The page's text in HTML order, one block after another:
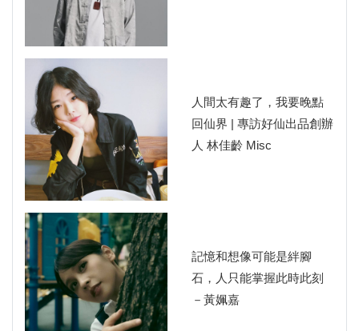
人間太有趣了，我要晚點
回仙界 | 專訪好仙出品創辦
人 林佳齡 Misc
記憶和想像可能是絆腳
石，人只能掌握此時此刻
－黃姵嘉